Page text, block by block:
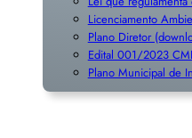
Licenciamento
Plano Diretor
Edital 001/2023
Plano Municipal de